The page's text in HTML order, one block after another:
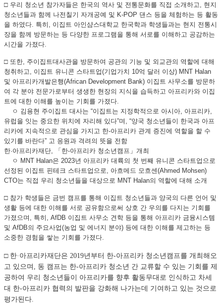
□ 우리 청소년 참가자들은 한국의 역사 및 전통문화를 직접 소개하고, 현지
청소년들과 함께 나전칠기 자개공예 및 K-POP 댄스 등을 체험하는 등 활동
을 하였다. 특히, 이집트 아인샴스대학교 한국학과 학생들과는 현지 전통시
장을 함께 방문하는 등 다양한 프로그램을 통해 서로를 이해하고 공감하는
시간을 가졌다.
□ 또한, 주이집트대사관을 방문하여 공관의 기능 및 외교관의 역할에 대해
청취하고, 이집트 유니콘 스타트업(기업가치 10억 달러 이상) MNT Halan
및 아프리카개발은행(African Development Bank) 이집트 사무소를 방문하
여 각 분야 전문가로부터 생생한 현장의 지식을 습득하고 아프리카와 이집
트에 대한 이해를 높이는 기회를 가졌다.
ㅇ 김용현 주이집트 대사는 “이집트는 지정학적으로 아시아, 아프리카,
유럽을 잇는 중요한 위치에 자리해 있다”며, “양국 청소년들이 한국과 아프
리카에 지속적으로 관심을 가지고 한-아프리카 관계 증진에 역할을 할 수
있기를 바란다” 고 응원과 격려의 뜻을 전함
한·아프리카재단, 「한-아프리카 청소년캠프」개최
ㅇ MNT Halan은 2023년 아프리카 대륙의 첫 번째 유니콘 스타트업으로
선정된 이집트 핀테크 스타트업으로, 아흐메드 모흐센(Ahmed Mohsen)
CTO는 직접 우리 청소년들을 대상으로 MNT Halan의 역할에 대해 소개
□ 참가 학생들은 금번 캠프를 통해 이집트 청소년들과 양국의 다른 언어 및
생활 등에 대한 이해를 서로 공유함으로써 상호 간 우의를 다지는 기회를
가졌으며, 특히, AfDB 이집트 사무소 견학 등을 통해 아프리카 금융시스템
및 AfDB의 주요사업(농업 및 에너지 분야) 등에 대한 이해를 제고하는 등
소중한 경험을 쌓는 기회를 가졌다.
□ 한·아프리카재단은 2019년부터 한-아프리카 청소년캠프를 개최해오
고 있으며, 동 캠프는 한-아프리카 청소년 간 교류할 수 있는 기회를 제
공하여 우리 청소년들이 아프리카를 향후 활동무대로 인식하고 차세
대 한-아프리카 협력의 발판을 강화해 나가는데 기여하고 있는 것으로
평가된다.